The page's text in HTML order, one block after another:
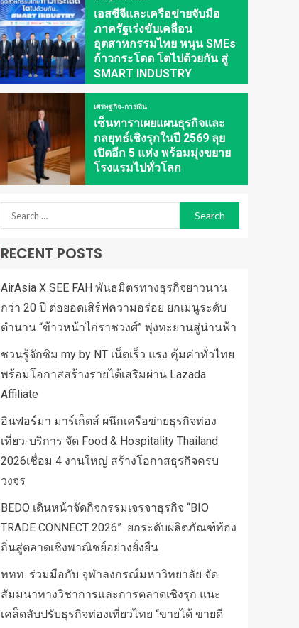
เอสซีจีและเครือข่ายจับมือ
ภาครัฐเร่งขับเคลื่อน
อุตสาหกรรมไทย หนุน SMEs
ก้าวกระโดด โตไปด้วยกัน สู่
SMART INDUSTRY
เศรษฐกิจ-การเงิน
เซ็นทาราเผยแผนธุรกิจและ
กลยุทธ์เชิงรุกในปี 2569 ลุย
เปิดอีก 5 แห่ง พร้อมมุ่งขยาย
โรงแรมไปทั่วโลก
RECENT POSTS
AirAsia X SEE FAH พันธมิตรทางธุรกิจยาวนาน
กว่า 20 ปี ต่อยอดเสิร์ฟความอร่อย ยกเมนูระดับ
ตำนาน “ข้าวหน้าไก่ราชวงศ์” พุ่งทะยานสู่น่านฟ้า
ชวนรู้จักซิม my by NT เน็ตเร็ว แรง คุ้มค่าทั่วไทย
พร้อมโอกาสสร้างรายได้เสริมผ่าน Lazada
Affiliate
อินฟอร์มา มาร์เก็ตส์ ผนึกเครือข่ายธุรกิจท่อง
เที่ยว-บริการ จัด Food & Hospitality Thailand
2026เชื่อม 4 งานใหญ่ สร้างโอกาสธุรกิจครบ
วงจร
BEDO เดินหน้าจัดกิจกรรมเจรจาธุรกิจ “BIO
TRADE CONNECT 2026” ยกระดับผลิตภัณฑ์ท้อง
ถิ่นสู่ตลาดเชิงพาณิชย์อย่างยั่งยืน
ททท. ร่วมมือกับ จุฬาลงกรณ์มหาวิทยาลัย จัด
สัมมนาทางวิชาการและการตลาดเชิงรุก แนะ
เคล็ดลับปรับธุรกิจท่องเที่ยวไทย “ขายได้ ขายดี